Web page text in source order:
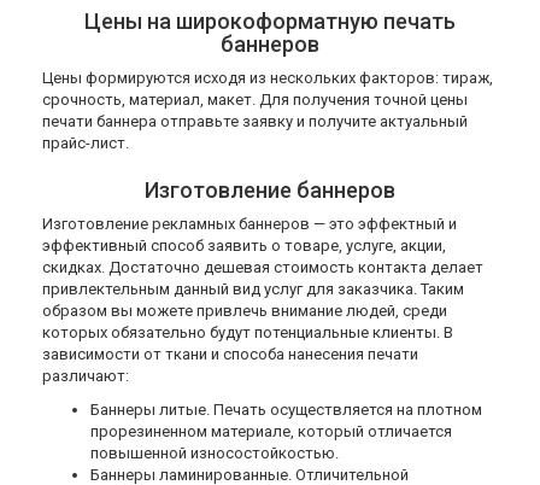
Цены на широкоформатную печать
баннеров
Цены формируются исходя из нескольких факторов: тираж,
срочность, материал, макет. Для получения точной цены
печати баннера отправьте заявку и получите актуальный
прайс-лист.
Изготовление баннеров
Изготовление рекламных баннеров — это эффектный и
эффективный способ заявить о товаре, услуге, акции,
скидках. Достаточно дешевая стоимость контакта делает
привлектельным данный вид услуг для заказчика. Таким
образом вы можете привлечь внимание людей, среди
которых обязательно будут потенциальные клиенты. В
зависимости от ткани и способа нанесения печати
различают:
Баннеры литые. Печать осуществляется на плотном
прорезиненном материале, который отличается
повышенной износостойкостью.
Баннеры ламинированные. Отличительной